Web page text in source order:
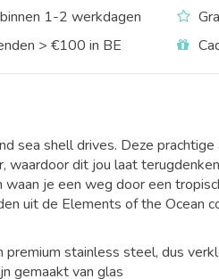
1-2 werkdagen
> €100 in BE
sea shell drives. Deze
waardoor dit jou laat
waan je een weg door een
uit de Elements of the Ocean
premium stainless steel, dus
gemaakt van glas